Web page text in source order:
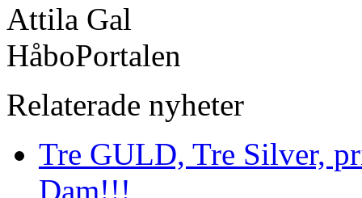
Attila Gal
HåboPortalen
Relaterade nyheter
Tre GULD, Tre Silver,
Dam!!!